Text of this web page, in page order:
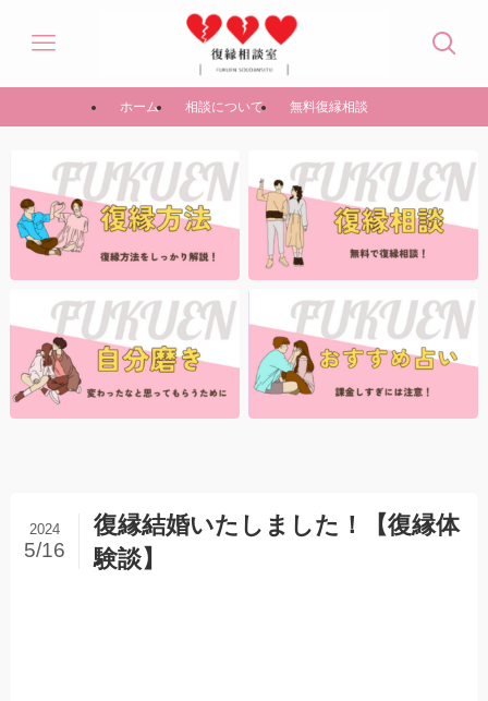
ホーム 相談について 無料復縁相談
復縁結婚いたしました！【復縁体
験談】
2024
5/16